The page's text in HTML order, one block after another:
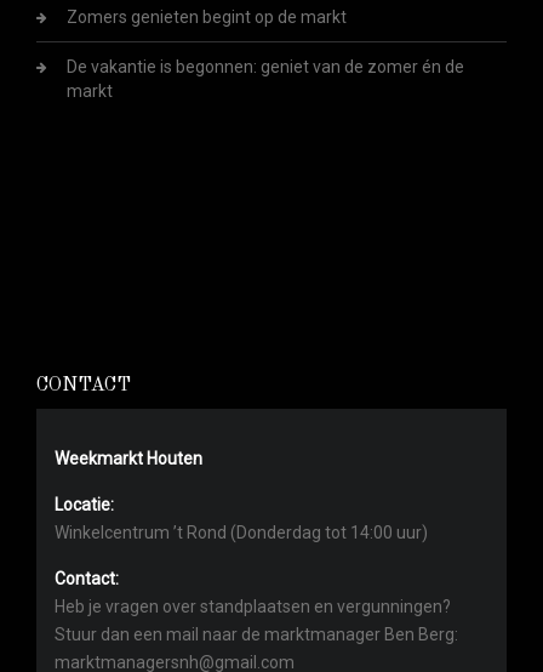
Zomers genieten begint op de markt
De vakantie is begonnen: geniet van de zomer én de
markt
CONTACT
Weekmarkt Houten
Locatie:
Winkelcentrum ’t Rond (Donderdag tot 14:00 uur)
Contact:
Heb je vragen over standplaatsen en vergunningen?
Stuur dan een mail naar de marktmanager Ben Berg:
marktmanagersnh@gmail.com